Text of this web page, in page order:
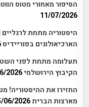
הסיפור מאחורי מטוס
11/07/2026
היסטוריה מתחת
הארכיאולוגים בפוריידיס
תעלומה מתחת לפני
הקיבוץ הירושלמי2026
החזירו את ההיסטוריה!
מארצות הברית06/2026